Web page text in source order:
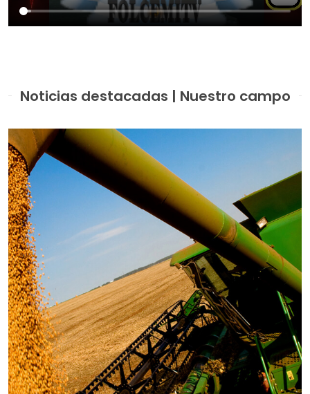
Noticias destacadas | Nuestro campo